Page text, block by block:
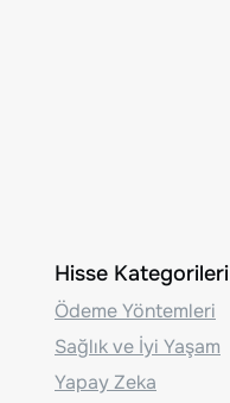
Hisse Kategorileri
Ödeme Yöntemleri
Sağlık ve İyi Yaşam
Yapay Zeka